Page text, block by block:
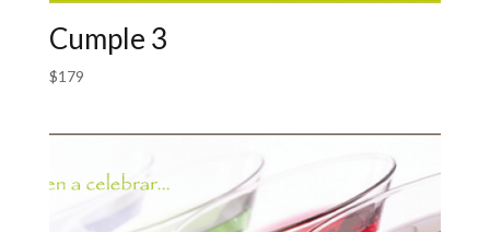
Cumple 3
$179